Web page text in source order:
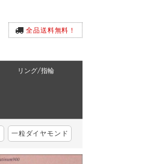
全品送料無料！
リング/指輪
一粒ダイヤモンド